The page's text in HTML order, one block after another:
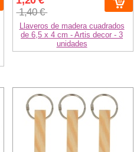
1,40 €
Llaveros de madera cuadrados
de 6,5 x 4 cm - Artis decor - 3
unidades